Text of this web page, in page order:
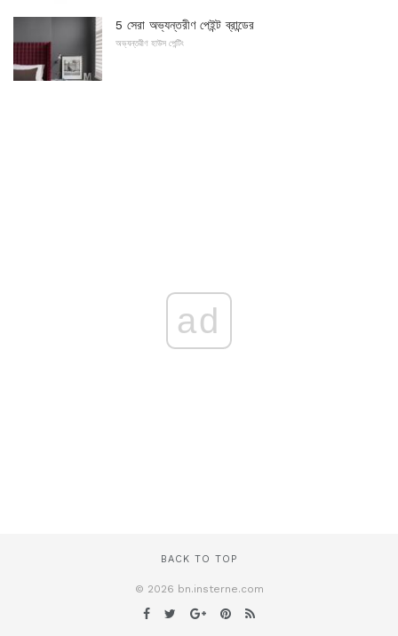
5 সেরা অভ্যন্তরীণ পেইন্ট ব্রান্ডের
অভ্যন্তরীণ হাউস পেন্টিং
ad
BACK TO TOP
© 2026 bn.insterne.com